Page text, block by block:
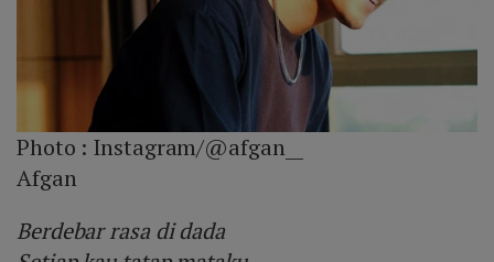
Photo : Instagram/@afgan__
Afgan
Berdebar rasa di dada